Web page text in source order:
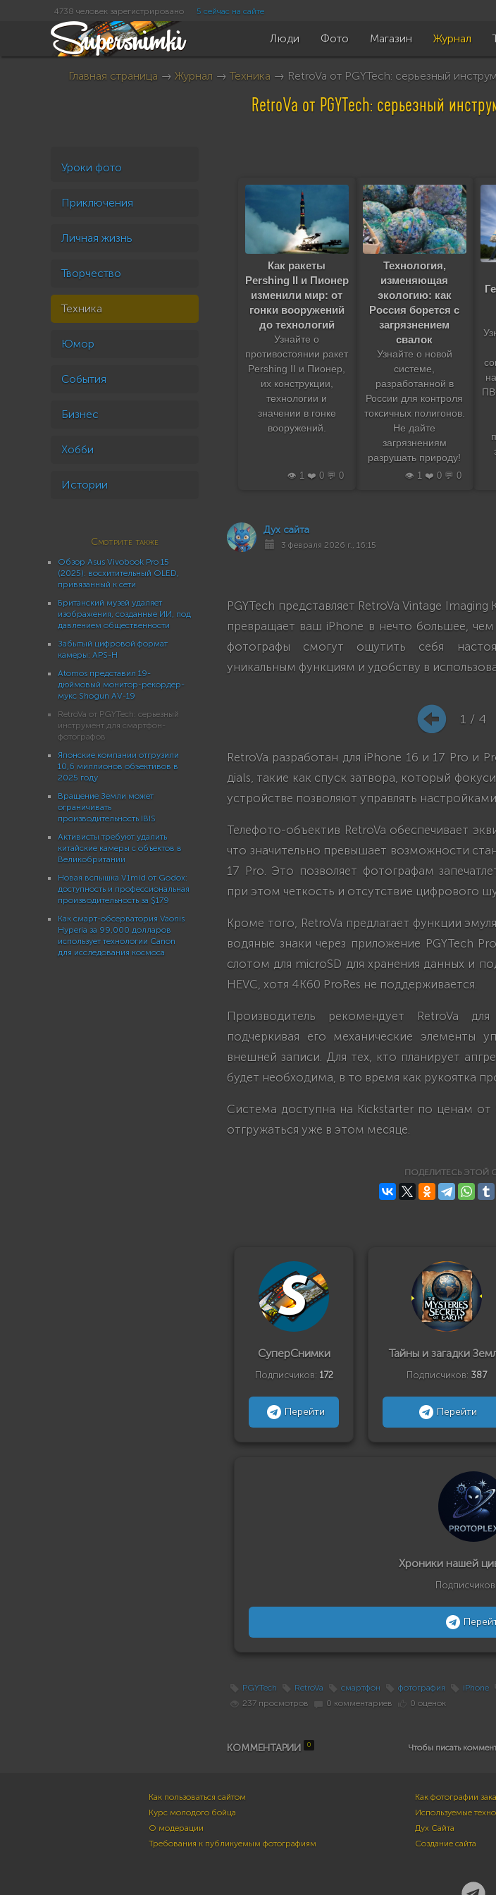
4738 человек зарегистрировано 5 сейчас на сайте
Люди Фото Магазин Журнал
Главная страница → Журнал → Техника → RetroVa от PGYTech: серьезный
RetroVa от PGYTech: серьезный
Уроки фото
Приключения
Личная жизнь
Творчество
Техника
Юмор
События
Бизнес
Хобби
Истории
Смотрите также
Обзор Asus Vivobook Pro 15
(2025): восхитительный OLED,
привязанный к сети
Британский музей удаляет
изображения, созданные ИИ, под
давлением общественности
Забытый цифровой формат
камеры: APS-H
Atomos представил 19-
дюймовый монитор-рекордер-
мукс Shogun AV-19
RetroVa от PGYTech: серьезный
инструмент для смартфон-
фотографов
Японские компании отгрузили
10,6 миллионов объективов в
2025 году
Вращение Земли может
ограничивать
производительность IBIS
Активисты требуют удалить
китайские камеры с объектов в
Великобритании
Новая вспышка V1mid от Godox:
доступность и профессиональная
производительность за $179
Как смарт-обсерватория Vaonis
Hyperia за 99,000 долларов
использует технологии Canon
для исследования космоса
Как ракеты
Pershing II и Пионер
изменили мир: от
гонки вооружений
до технологий
Узнайте о
противостоянии ракет
Pershing II и Пионер,
их конструкции,
технологии и
значении в гонке
вооружений.
👁️ 1 ❤️ 0 💬 0
Технология,
изменяющая
экологию: как
Россия борется с
загрязнением
свалок
Узнайте о новой
системе,
разработанной в
России для контроля
токсичных полигонов.
Не дайте
загрязнениям
разрушать природу!
👁️ 1 ❤️ 0 💬 0
Дух сайта
3 февраля 2026 г., 16:15
PGYTech представляет RetroVa Vintage
превращает ваш iPhone в нечто большее,
фотографы смогут ощутить себя
уникальным функциям и удобству в
1 / 4
RetroVa разработан для iPhone 16 и 17 Pro и
дials, такие как спуск затвора, который
устройстве позволяют управлять
Телефото-объектив RetroVa обеспечивает
что значительно превышает возможности
17 Pro. Это позволяет фотографам
при этом четкость и отсутствие цифрового
Кроме того, RetroVa предлагает функции
водяные знаки через приложение PGYTech
слотом для microSD для хранения данных и
HEVC, хотя 4K60 ProRes не поддерживается.
Производитель рекомендует RetroVa
подчеркивая его механические элементы
внешней записи. Для тех, кто планирует
будет необходима, в то время как рукоятка
Система доступна на Kickstarter по ценам
отгружаться уже в этом месяце.
ПОДЕЛИТЕСЬ ЭТОЙ
СуперСнимки
Подписчиков: 172
Перейти
Тайны и загадки
Подписчиков: 387
Перейти
Хроники нашей
Подписчиков:
PGYTech RetroVa смартфон фотография iPhone
237 просмотров
0 комментариев 0 оценок
КОММЕНТАРИИ 0 Чтобы писать
Как пользоваться сайтом
Курс молодого бойца
О модерации
Требования к публикуемым фотографиям
Как фотографии
Используемые
Дух Сайта
Создание сайта